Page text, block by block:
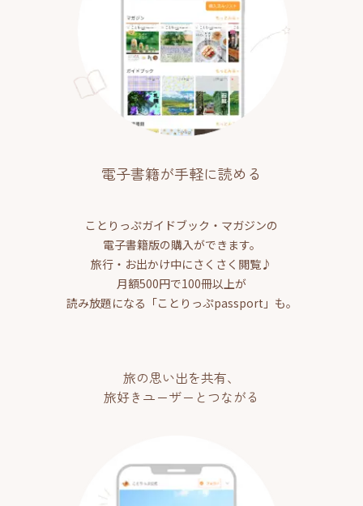
電子書籍が手軽に読める
ことりっぷガイドブック・マガジンの
電子書籍版の購入ができます。
旅行・お出かけ中にさくさく閲覧♪
月額500円で100冊以上が
読み放題になる「ことりっぷpassport」も。
旅の思い出を共有、
旅好きユーザーとつながる